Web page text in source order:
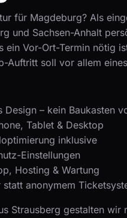
für Magdeburg? Als
und Sachsen-Anhalt
ein Vor-Ort-Termin nötig
Auftritt soll vor allem
Design – kein Baukasten
Tablet & Desktop
inklusive
Einstellungen
Hosting & Wartung
statt anonymem
Strausberg gestalten